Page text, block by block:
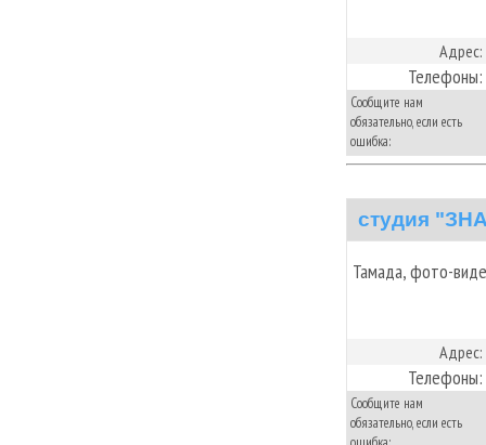
Адрес:
Телефоны:
Сообщите нам
обязательно, если есть
ошибка:
студия
Тамада, фото-
Адрес:
Телефоны:
Сообщите нам
обязательно, если есть